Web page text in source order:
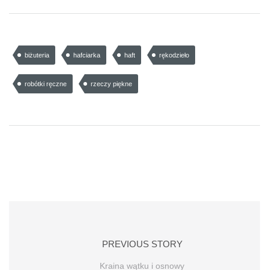
biżuteria hafciarka haft rękodzieło
robótki ręczne rzeczy piękne
PREVIOUS STORY
Kraina wątku i osnowy